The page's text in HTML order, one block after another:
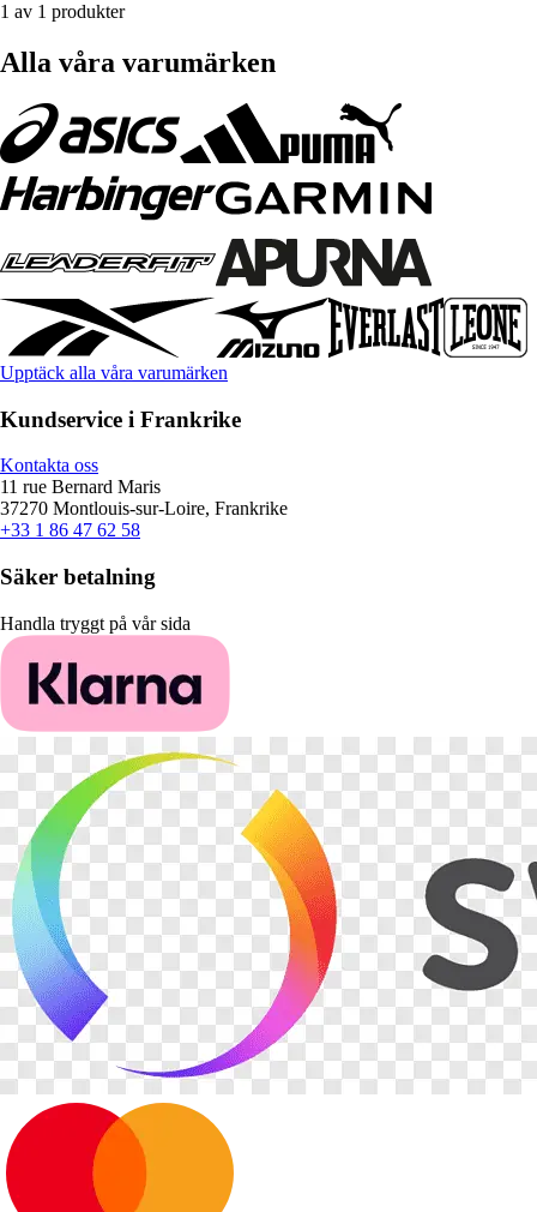
1 av 1 produkter
Alla våra varumärken
Upptäck alla våra varumärken
Kundservice i Frankrike
Kontakta oss
11 rue Bernard Maris
37270 Montlouis-sur-Loire, Frankrike
+33 1 86 47 62 58
Säker betalning
Handla tryggt på vår sida